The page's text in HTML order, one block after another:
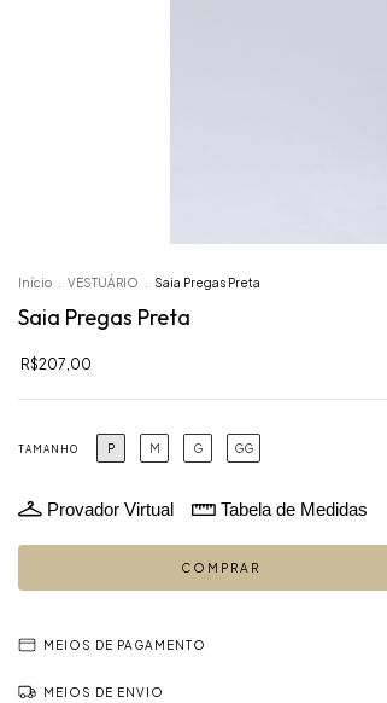
Início VESTUÁRIO Saia Pregas Preta
Saia Pregas Preta
R$207,00
TAMANHO P M G GG
Provador Virtual Tabela de Medidas
MEIOS DE PAGAMENTO
MEIOS DE ENVIO